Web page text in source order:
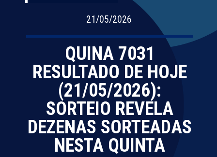
21/05/2026
QUINA 7031
RESULTADO DE HOJE
(21/05/2026):
SORTEIO REVELA
DEZENAS SORTEADAS
NESTA QUINTA